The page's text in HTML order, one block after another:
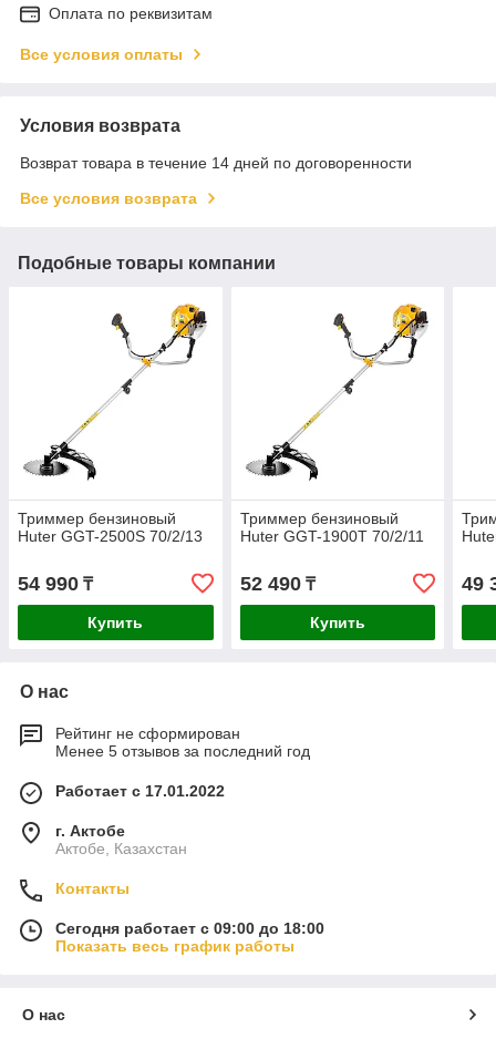
Оплата по реквизитам
Все условия оплаты
Условия возврата
Возврат товара в течение 14 дней по договоренности
Все условия возврата
Подобные товары компании
Триммер бензиновый
Huter GGT-2500S 70/2/13
54 990 ₸
Купить
Триммер бензиновый
Huter GGT-1900T 70/2/11
52 490₸
Купить
49
О нас
Рейтинг не сформирован
Менее 5 отзывов за последний год
Работает с 17.01.2022
г. Актобе
Актобе, Казахстан
Контакты
Сегодня работает с 09:00 до 18:00
Показать весь график работы
О нас